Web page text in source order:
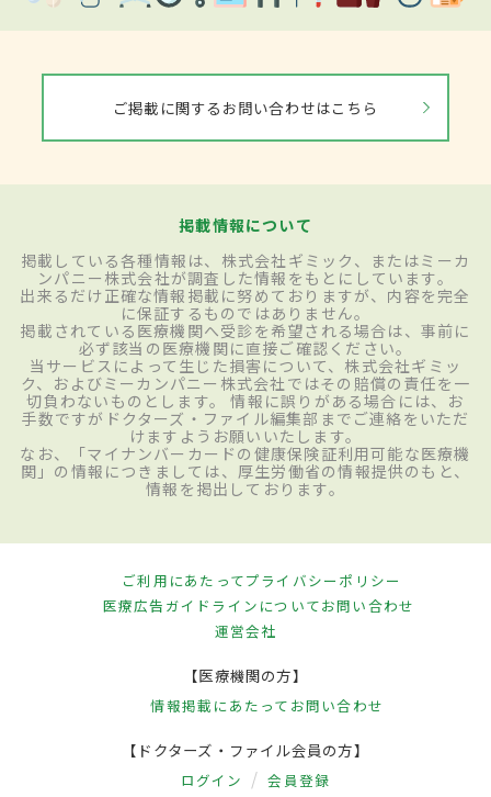
ご掲載に関するお問い合わせはこちら
掲載情報について
掲載している各種情報は、株式会社ギミック、またはミーカ
ンパニー株式会社が調査した情報をもとにしています。
出来るだけ正確な情報掲載に努めておりますが、内容を完全
に保証するものではありません。
掲載されている医療機関へ受診を希望される場合は、事前に
必ず該当の医療機関に直接ご確認ください。
当サービスによって生じた損害について、株式会社ギミッ
ク、およびミーカンパニー株式会社ではその賠償の責任を一
切負わないものとします。 情報に誤りがある場合には、お
手数ですがドクターズ・ファイル編集部までご連絡をいただ
けますようお願いいたします。
なお、「マイナンバーカードの健康保険証利用可能な医療機
関」の情報につきましては、厚生労働省の情報提供のもと、
情報を掲出しております。
ご利用にあたってプライバシーポリシー
医療広告ガイドラインについてお問い合わせ
運営会社
【医療機関の方】
情報掲載にあたって お問い合わせ
【ドクターズ・ファイル会員の方】
ログイン 会員登録